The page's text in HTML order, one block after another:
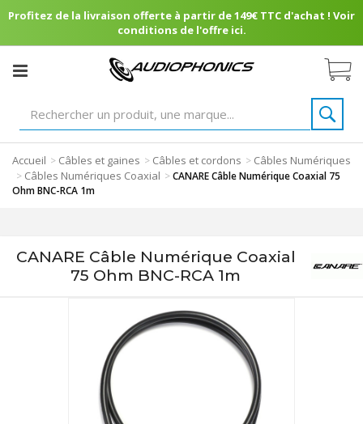
Profitez de la livraison offerte à partir de 149€ TTC d'achat ! Voir
conditions de l'offre ici.
Accueil > Câbles et gaines > Câbles et cordons > Câbles Numériques
> Câbles Numériques Coaxial >CANARE Câble Numérique Coaxial 75
Ohm BNC-RCA 1m
CANARE Câble Numérique Coaxial
75 Ohm BNC-RCA 1m